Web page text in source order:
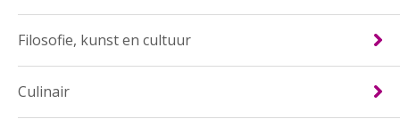
Filosofie, kunst en cultuur
Culinair